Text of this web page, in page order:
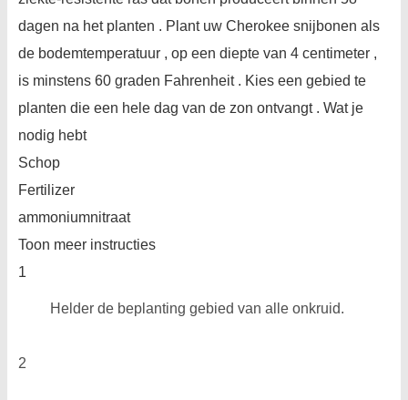
dagen na het planten . Plant uw Cherokee snijbonen als
de bodemtemperatuur , op een diepte van 4 centimeter ,
is minstens 60 graden Fahrenheit . Kies een gebied te
planten die een hele dag van de zon ontvangt . Wat je
nodig hebt
Schop
Fertilizer
ammoniumnitraat
Toon meer instructies
1
Helder de beplanting gebied van alle onkruid.
2